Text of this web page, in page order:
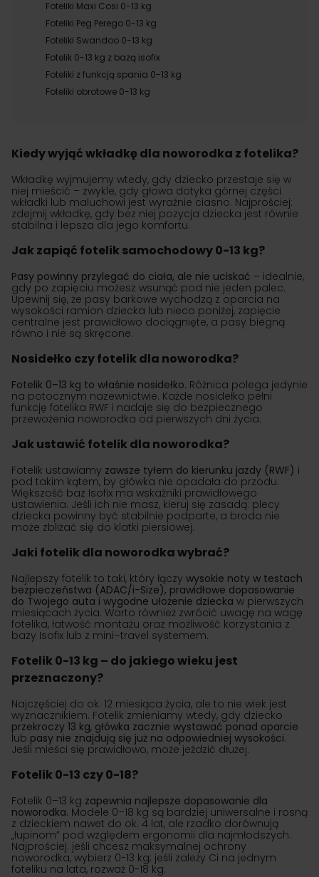
Foteliki Maxi Cosi 0-13 kg
Foteliki Peg Perego 0-13 kg
Foteliki Swandoo 0-13 kg
Fotelik 0-13 kg z bazą isofix
Foteliki z funkcją spania 0-13 kg
Foteliki obrotowe 0-13 kg
Kiedy wyjąć wkładkę dla noworodka z fotelika?
Wkładkę wyjmujemy wtedy, gdy dziecko przestaje się w
niej mieścić – zwykle, gdy głowa dotyka górnej części
wkładki lub maluchowi jest wyraźnie ciasno. Najprościej:
zdejmij wkładkę, gdy bez niej pozycja dziecka jest równie
stabilna i lepsza dla jego komfortu.
Jak zapiąć fotelik samochodowy 0-13 kg?
Pasy powinny przylegać do ciała, ale nie uciskać – idealnie,
gdy po zapięciu możesz wsunąć pod nie jeden palec.
Upewnij się, że pasy barkowe wychodzą z oparcia na
wysokości ramion dziecka lub nieco poniżej, zapięcie
centralne jest prawidłowo dociągnięte, a pasy biegną
równo i nie są skręcone.
Nosidełko czy fotelik dla noworodka?
Fotelik 0–13 kg to właśnie nosidełko. Różnica polega jedynie
na potocznym nazewnictwie. Każde nosidełko pełni
funkcję fotelika RWF i nadaje się do bezpiecznego
przewożenia noworodka od pierwszych dni życia.
Jak ustawić fotelik dla noworodka?
Fotelik ustawiamy zawsze tyłem do kierunku jazdy (RWF) i
pod takim kątem, by główka nie opadała do przodu.
Większość baz Isofix ma wskaźniki prawidłowego
ustawienia. Jeśli ich nie masz, kieruj się zasadą: plecy
dziecka powinny być stabilnie podparte, a broda nie
może zbliżać się do klatki piersiowej.
Jaki fotelik dla noworodka wybrać?
Najlepszy fotelik to taki, który łączy wysokie noty w testach
bezpieczeństwa (ADAC/i-Size), prawidłowe dopasowanie
do Twojego auta i wygodne ułożenie dziecka w pierwszych
miesiącach życia. Warto również zwrócić uwagę na wagę
fotelika, łatwość montażu oraz możliwość korzystania z
bazy Isofix lub z mini–travel systemem.
Fotelik 0-13 kg – do jakiego wieku jest
przeznaczony?
Najczęściej do ok. 12 miesiąca życia, ale to nie wiek jest
wyznacznikiem. Fotelik zmieniamy wtedy, gdy dziecko
przekroczy 13 kg, główka zacznie wystawać ponad oparcie
lub pasy nie znajdują się już na odpowiedniej wysokości.
Jeśli mieści się prawidłowo, może jeździć dłużej.
Fotelik 0-13 czy 0-18?
Fotelik 0–13 kg zapewnia najlepsze dopasowanie dla
noworodka. Modele 0–18 kg są bardziej uniwersalne i rosną
z dzieckiem nawet do ok. 4 lat, ale rzadko dorównują
„łupinom” pod względem ergonomii dla najmłodszych.
Najprościej: jeśli chcesz maksymalnej ochrony
noworodka, wybierz 0-13 kg; jeśli zależy Ci na jednym
foteliku na lata, rozważ 0-18 kg.